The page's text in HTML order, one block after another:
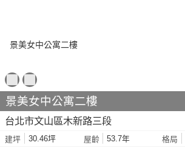
景美女中公寓二樓
台北市文山區木新路三段
建坪 30.46坪 屋齡 53.7年 格局